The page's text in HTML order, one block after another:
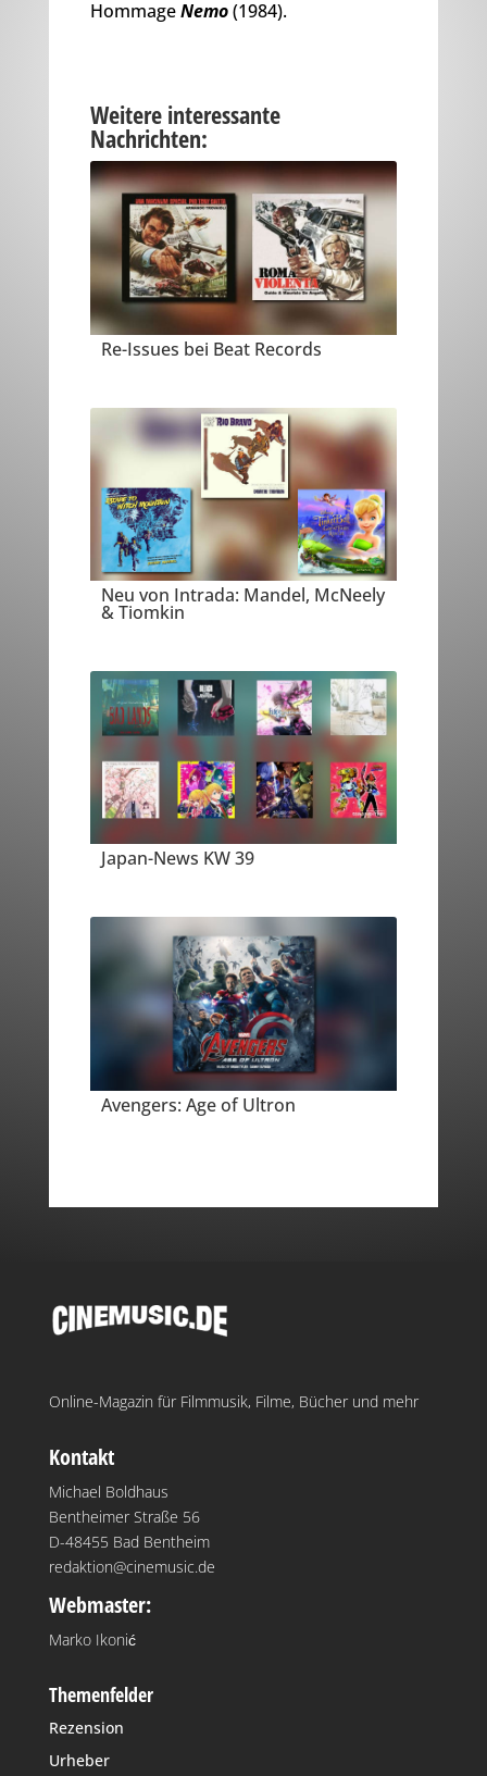
HommageNemo(1984).
Weitere interessante
Nachrichten:
Re-Issues bei Beat Records
Neu von Intrada: Mandel, McNeely
& Tiomkin
Japan-News KW 39
Avengers: Age of Ultron
Online-Magazin für Filmmusik, Filme, Bücher und mehr
Kontakt
Michael Boldhaus
Bentheimer Straße 56
D-48455 Bad Bentheim
redaktion@cinemusic.de
Webmaster:
Marko Ikonić
Themenfelder
Rezension
Urheber